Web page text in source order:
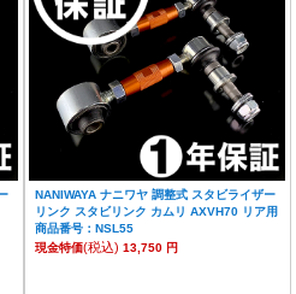
NANIWAYA ナニワヤ 調整式 スタビライザー
リンク スタビリンク カムリ AXVH70 リア用
商品番号：NSL55
現金特価(税込) 13,750 円